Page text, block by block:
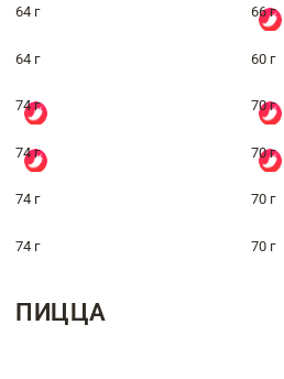
64 г 66 г
64 г 60 г
74 г 70 г
74 г 70 г
74 г 70 г
74 г 70 г
ПИЦЦА